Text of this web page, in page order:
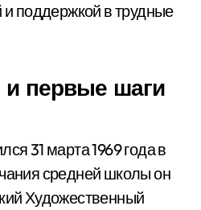
и поддержкой в трудные
и первые шаги
31 марта 1969 года в
средней школы он
Художественный